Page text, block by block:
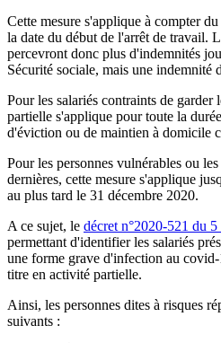
Cette mesure s'applique à compter
la date du début de l'arrêt de travail.
percevront donc plus d'indemnités
Sécurité sociale, mais une indemnité
Pour les salariés contraints de
partielle s'applique pour toute la
d'éviction ou de maintien à domicile
Pour les personnes vulnérables ou
dernières, cette mesure s'applique
au plus tard le 31 décembre 2020.
A ce sujet, le décret n°2020-521 du
permettant d'identifier les salariés
une forme grave d'infection au
titre en activité partielle.
Ainsi, les personnes dites à risques
suivants :